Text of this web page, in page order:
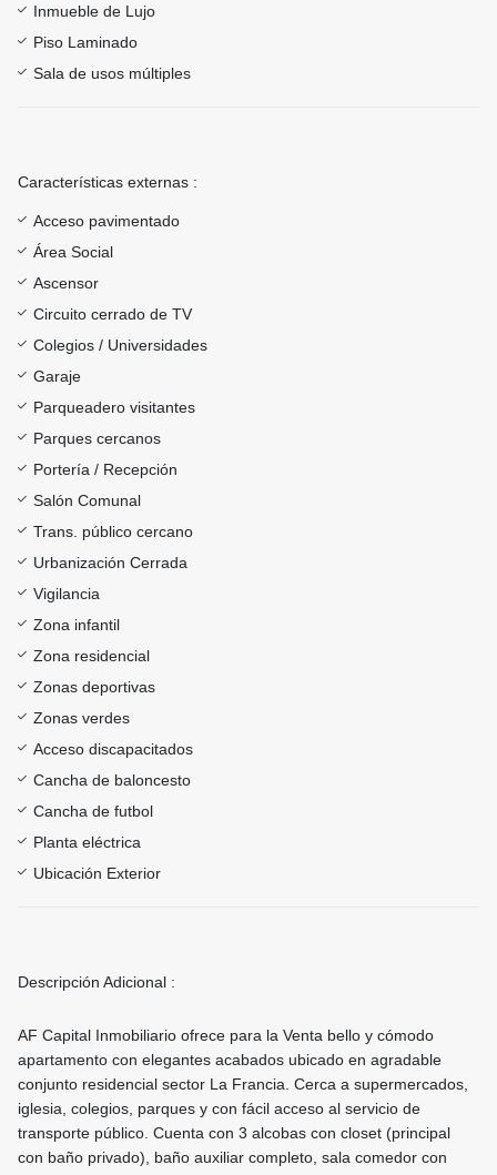
Inmueble de Lujo
Piso Laminado
Sala de usos múltiples
Características externas :
Acceso pavimentado
Área Social
Ascensor
Circuito cerrado de TV
Colegios / Universidades
Garaje
Parqueadero visitantes
Parques cercanos
Portería / Recepción
Salón Comunal
Trans. público cercano
Urbanización Cerrada
Vigilancia
Zona infantil
Zona residencial
Zonas deportivas
Zonas verdes
Acceso discapacitados
Cancha de baloncesto
Cancha de futbol
Planta eléctrica
Ubicación Exterior
Descripción Adicional :
AF Capital Inmobiliario ofrece para la Venta bello y cómodo
apartamento con elegantes acabados ubicado en agradable
conjunto residencial sector La Francia. Cerca a supermercados,
iglesia, colegios, parques y con fácil acceso al servicio de
transporte público. Cuenta con 3 alcobas con closet (principal
con baño privado), baño auxiliar completo, sala comedor con